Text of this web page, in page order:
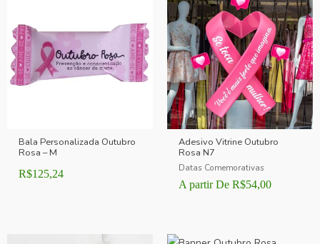
Bala Personalizada Outubro
Rosa – M
R$125,24
Adesivo Vitrine Outubro
Rosa N7
Datas Comemorativas
A partir De R$54,00